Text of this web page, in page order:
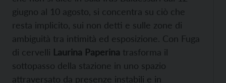
giugno al 10 agosto, si concentra su ciò che
resta implicito, sui non detti e sulle zone di
ambiguità tra intimità ed esposizione. Con Fuga
di cervelli Laurina Paperina trasforma il
sottopasso della stazione in uno spazio
attraversato da presenze instabili e in